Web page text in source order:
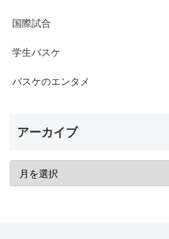
国際試合
学生バスケ
バスケのエンタメ
アーカイブ